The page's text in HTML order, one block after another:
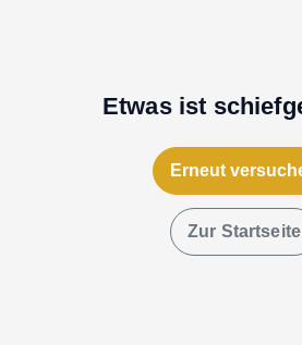
Etwas ist
Erneut
Zur Startseite